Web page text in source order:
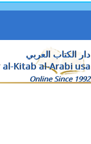
دار الكتاب العربي
al-Kitab al-Arabi usa
Online Since 1992